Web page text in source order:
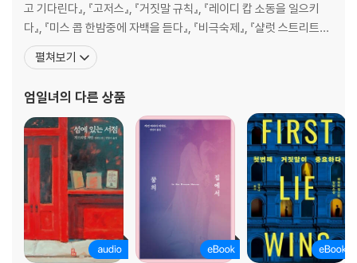
고 기다린다』, 『고저스』, 『거짓말 규칙』, 『레이디 캅 소동을 일으키
다』, 『미스 콥 한밤중에 자백을 듣다』, 『비극숙제』, 『샬럿 스트리트』,
『너를 다시 만나면』, 『이웃집 여자』, 『착한 도둑』, 『미스터 세바스찬
과 검둥이 마술사』, 『안 그러면 아비규환』, 『여름, 비지테이션 거리에
0회 유영번
펼쳐보기
엄일녀의 다른 상품